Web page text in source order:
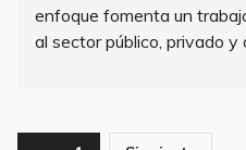
enfoque fomenta un
al sector público, privado y